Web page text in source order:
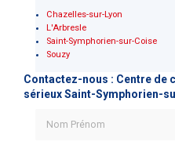
Chazelles-sur-Lyon
L'Arbresle
Saint-Symphorien-sur-Coise
Souzy
Contactez-nous : Centre de
sérieux Saint-Symphorien-